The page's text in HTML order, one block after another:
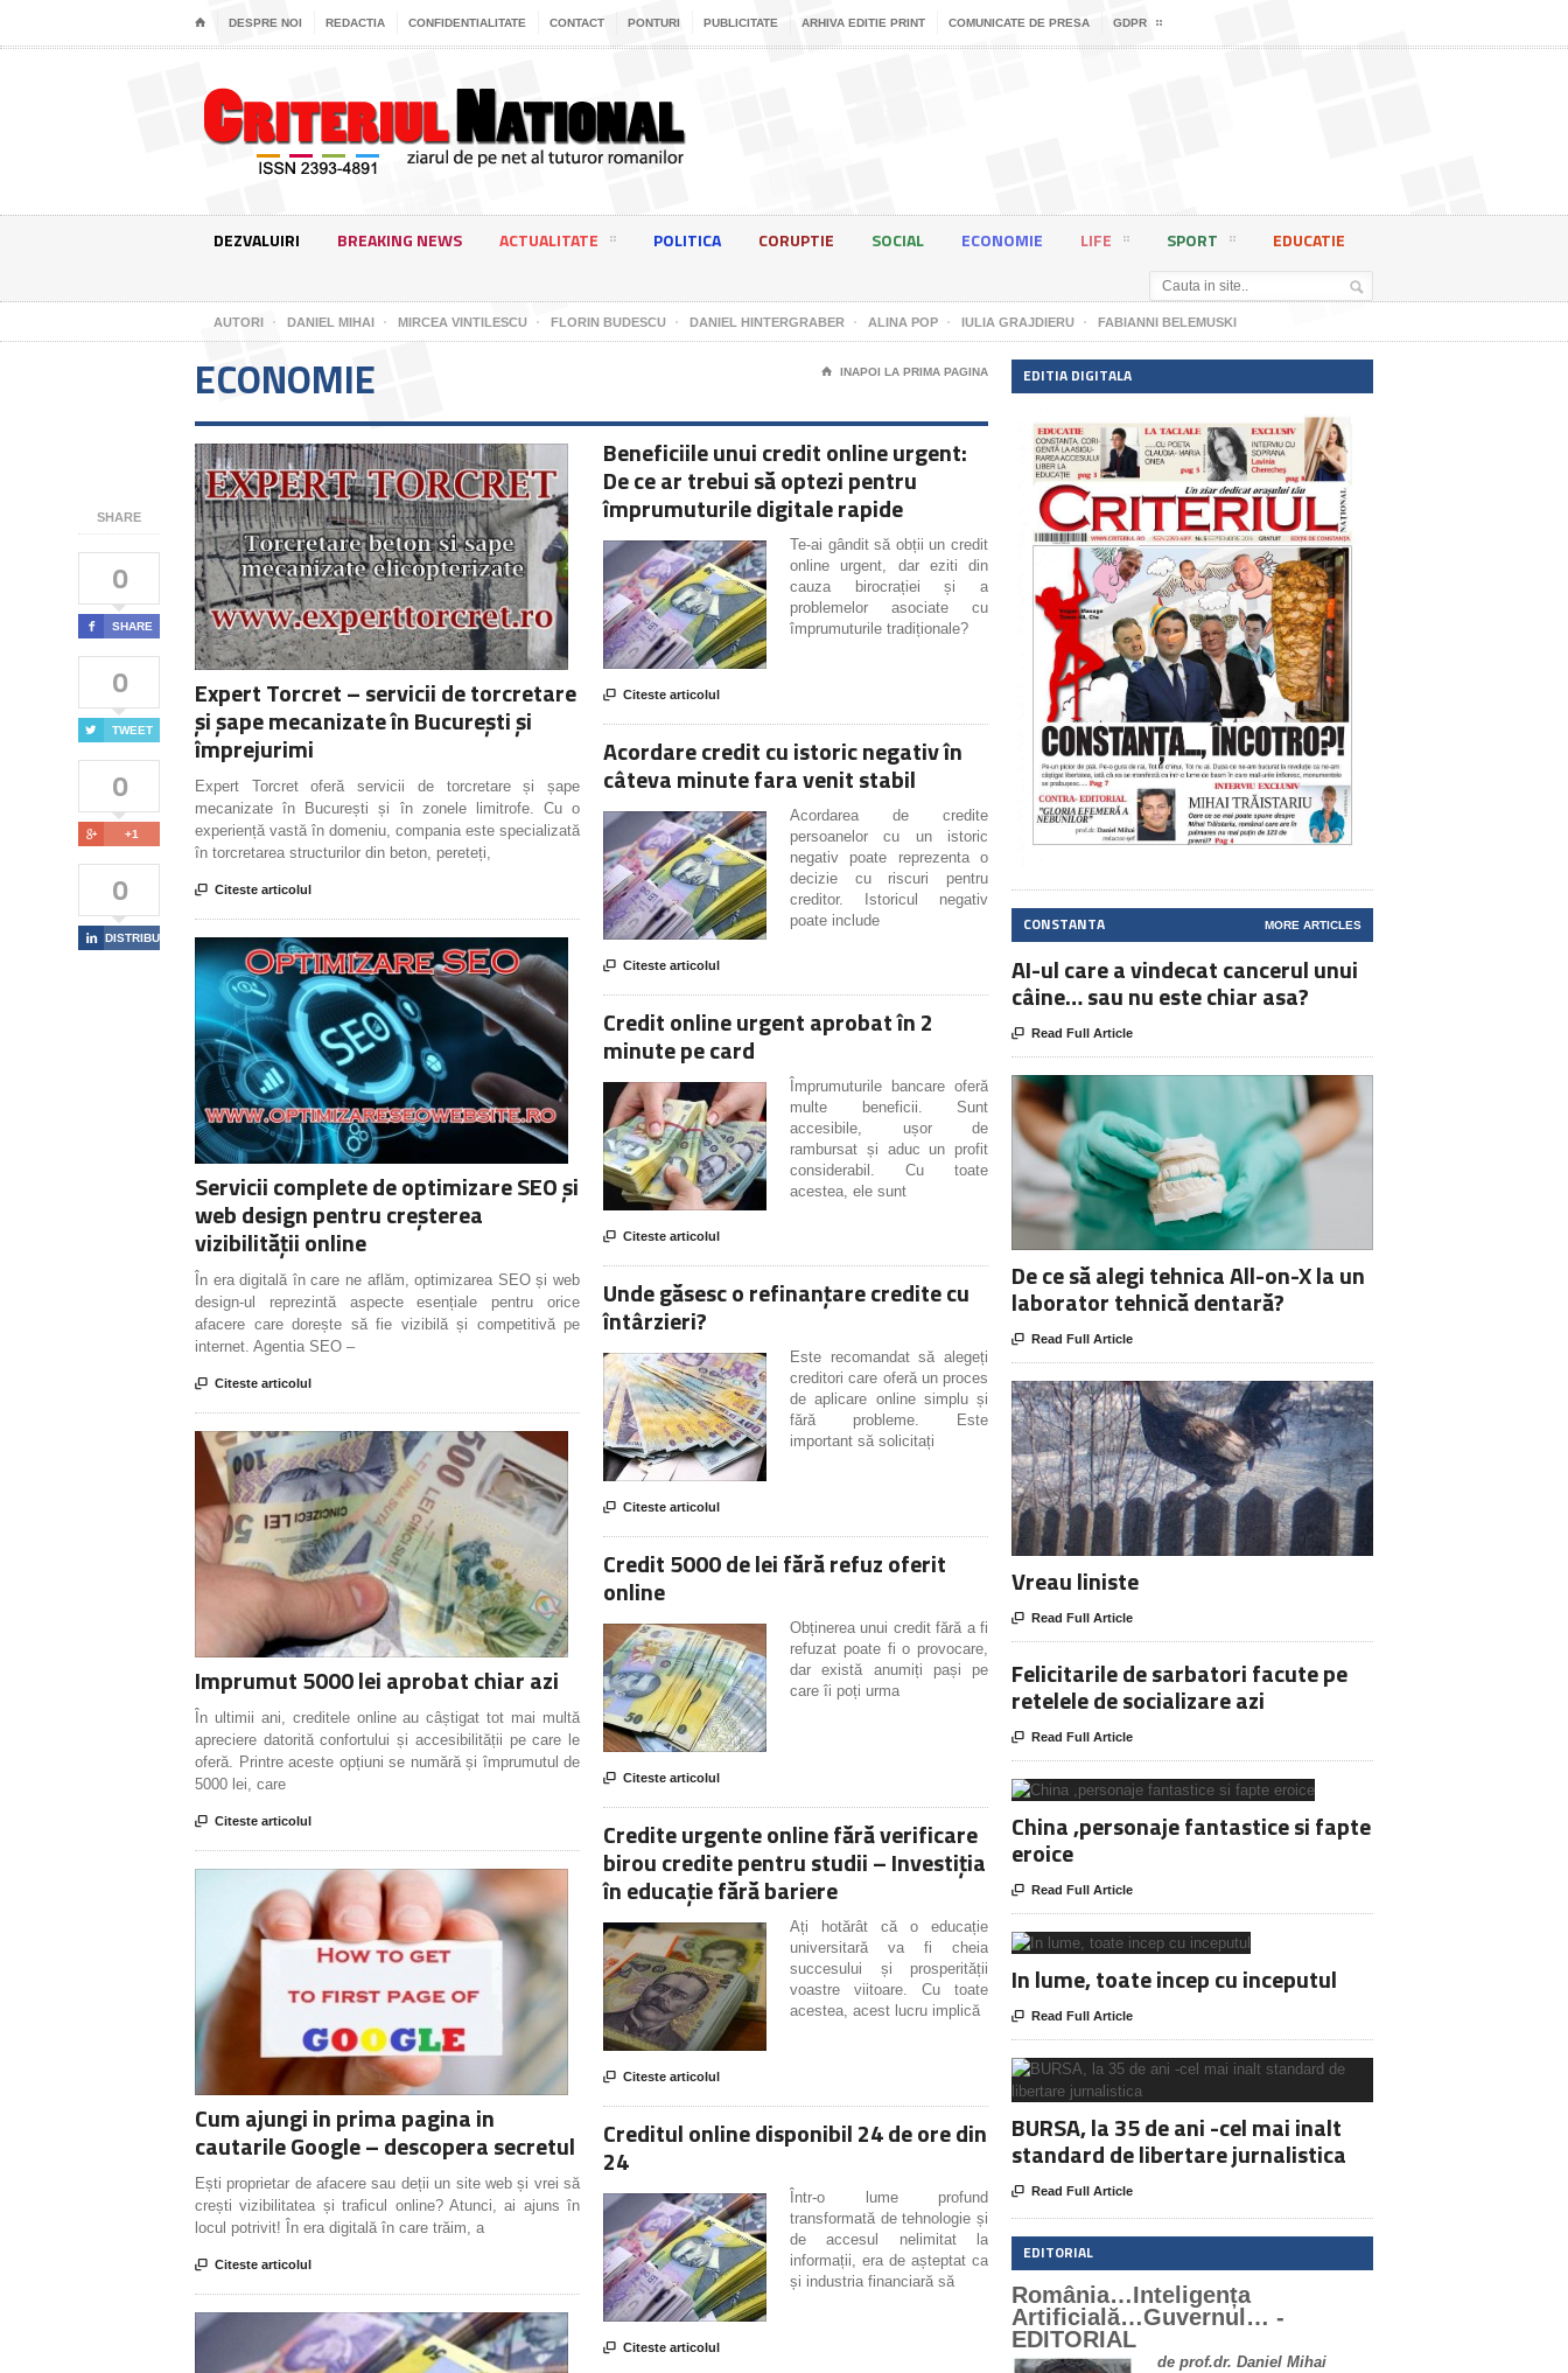
⌂ DESPRE NOI REDACTIA CONFIDENTIALITATE CONTACT PONTURI PUBLICITATE ARHIVA EDITIE PRINT COMUNICATE DE PRESA GDPR
DEZVALUIRI BREAKING NEWS ACTUALITATE POLITICA CORUPTIE SOCIAL ECONOMIE LIFE SPORT EDUCATIE
AUTORI DANIEL MIHAI MIRCEA VINTILESCU FLORIN BUDESCU DANIEL HINTERGRABER ALINA POP IULIA GRAJDIERU FABIANNI BELEMUSKI
SHARE
0
 SHARE
0
 TWEET
0
 +1
0
 DISTRIBUIE
ECONOMIE ⌂ INAPOI LA PRIMA PAGINA
Expert Torcret – servicii de torcretare
și șape mecanizate în București și
împrejurimi
Expert Torcret oferă servicii de torcretare și șape
mecanizate în București și în zonele limitrofe. Cu o
experiență vastă în domeniu, compania este specializată
în torcretarea structurilor din beton, pereteți,
 Citeste articolul
Servicii complete de optimizare SEO și
web design pentru creșterea
vizibilității online
În era digitală în care ne aflăm, optimizarea SEO și web
design-ul reprezintă aspecte esențiale pentru orice
afacere care dorește să fie vizibilă și competitivă pe
internet. Agentia SEO –
 Citeste articolul
Imprumut 5000 lei aprobat chiar azi
În ultimii ani, creditele online au câștigat tot mai multă
apreciere datorită confortului și accesibilității pe care le
oferă. Printre aceste opțiuni se numără și împrumutul de
5000 lei, care
 Citeste articolul
Cum ajungi in prima pagina in
cautarile Google – descopera secretul
Ești proprietar de afacere sau deții un site web și vrei să
crești vizibilitatea și traficul online? Atunci, ai ajuns în
locul potrivit! În era digitală în care trăim, a
 Citeste articolul
Beneficiile unui credit online urgent:
De ce ar trebui să optezi pentru
împrumuturile digitale rapide
Te-ai gândit să obții un credit
online urgent, dar eziti din
cauza birocrației și a
problemelor asociate cu
împrumuturile tradiționale?
 Citeste articolul
Acordare credit cu istoric negativ în
câteva minute fara venit stabil
Acordarea de credite
persoanelor cu un istoric
negativ poate reprezenta o
decizie cu riscuri pentru
creditor. Istoricul negativ
poate include
 Citeste articolul
Credit online urgent aprobat în 2
minute pe card
Împrumuturile bancare oferă
multe beneficii. Sunt
accesibile, ușor de
rambursat și aduc un profit
considerabil. Cu toate
acestea, ele sunt
 Citeste articolul
Unde găsesc o refinanțare credite cu
întârzieri?
Este recomandat să alegeți
creditori care oferă un proces
de aplicare online simplu și
fără probleme. Este
important să solicitați
 Citeste articolul
Credit 5000 de lei fără refuz oferit
online
Obținerea unui credit fără a fi
refuzat poate fi o provocare,
dar există anumiți pași pe
care îi poți urma
 Citeste articolul
Credite urgente online fără verificare
birou credite pentru studii – Investiția
în educație fără bariere
Ați hotărât că o educație
universitară va fi cheia
succesului și prosperității
voastre viitoare. Cu toate
acestea, acest lucru implică
 Citeste articolul
Creditul online disponibil 24 de ore din
24
Într-o lume profund
transformată de tehnologie și
de accesul nelimitat la
informații, era de așteptat ca
și industria financiară să
 Citeste articolul
EDITIA DIGITALA
CONSTANTA MORE ARTICLES
AI-ul care a vindecat cancerul unui
câine… sau nu este chiar asa?
 Read Full Article
De ce să alegi tehnica All-on-X la un
laborator tehnică dentară?
 Read Full Article
Vreau liniste
 Read Full Article
Felicitarile de sarbatori facute pe
retelele de socializare azi
 Read Full Article
China ,personaje fantastice si fapte
eroice
 Read Full Article
In lume, toate incep cu inceputul
 Read Full Article
BURSA, la 35 de ani -cel mai inalt
standard de libertare jurnalistica
 Read Full Article
EDITORIAL
România…Inteligența
Artificială…Guvernul… -
EDITORIAL
de prof.dr. Daniel Mihai